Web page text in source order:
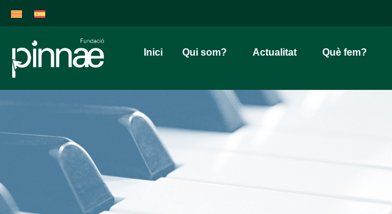
Inici Qui som? Actualitat Què fem?